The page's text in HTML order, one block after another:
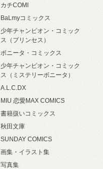
カチCOMI
BaLmyコミックス
少年チャンピオン・コミック
ス（プリンセス）
ボニータ・コミックス
少年チャンピオン・コミック
ス（ミステリーボニータ）
A.L.C.DX
MIU 恋愛MAX COMICS
書籍扱いコミックス
秋田文庫
SUNDAY COMICS
画集・イラスト集
写真集